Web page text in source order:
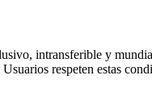
intransferible y
respeten estas